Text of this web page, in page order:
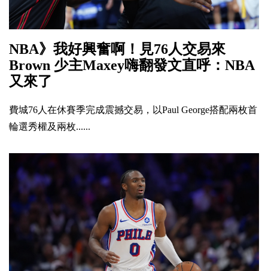
NBA》我好興奮啊！見76人交易來
Brown 少主Maxey嗨翻發文直呼：NBA
又來了
費城76人在休賽季完成震撼交易，以Paul George搭配兩枚首
輪選秀權及兩枚......